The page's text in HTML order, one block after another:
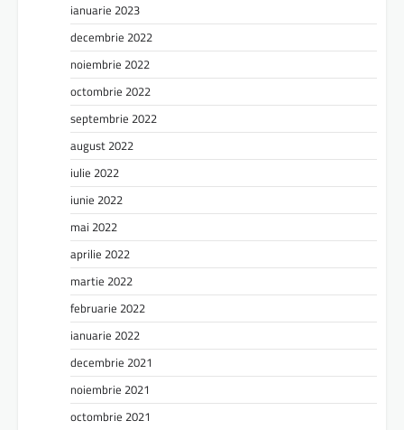
ianuarie 2023
decembrie 2022
noiembrie 2022
octombrie 2022
septembrie 2022
august 2022
iulie 2022
iunie 2022
mai 2022
aprilie 2022
martie 2022
februarie 2022
ianuarie 2022
decembrie 2021
noiembrie 2021
octombrie 2021